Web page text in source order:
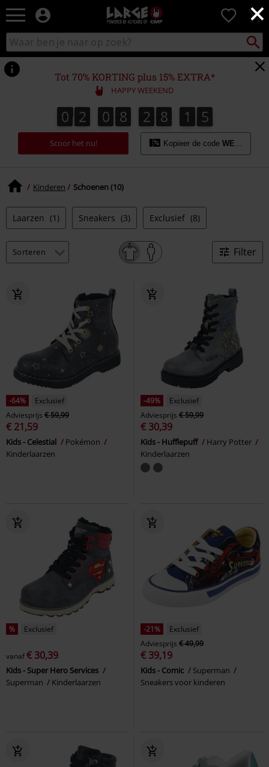
×
Large
–
Muziek-,
en
gaming-
merch
+
alternatieve
kleding
0
Zoek
in
catalogus
zoeken
Tot 70% KORTING plus 15% EXTRA*
HAPPY WEEKEND
0
0 2
2 0
0 8
8 2
2 8
8 1
2
1 4
5
4
6
5
Scoor het nu! Kopieer de code WEEKEND
Kinderen Schoenen (10)
Laarzen (1) Sneakers (3) Exclusief (8)
Filter
-64%
Exclusief
Adviesprijs € 59,99
€ 21,59
Kids - Celestial
Pokémon
Kinderlaarzen
-49%
Exclusief
Adviesprijs € 59,99
€ 30,39
Kids - Hufflepuff
Harry Potter
Kinderlaarzen
% Exclusief
vanaf€ 30,39
Kids - Super Hero Services
Superman
Kinderlaarzen
-21%
Exclusief
Adviesprijs € 49,99
€ 39,19
Kids - Comic
Superman
Sneakers voor kinderen